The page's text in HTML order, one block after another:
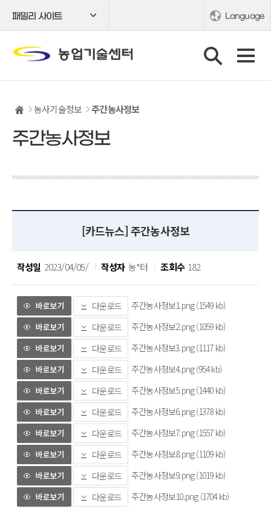
패밀리 사이트 Language
농사기술정보 주간농사정보
주간농사정보
[카드뉴스] 주간농사정보
작성일 2023/04/05/ 작성자 농*터 조회수 182
다운로드
주간농사정보1.png (1549 kb)
다운로드
주간농사정보2.png (1059 kb)
다운로드
주간농사정보3.png (1117 kb)
다운로드
주간농사정보4.png (954 kb)
다운로드
주간농사정보5.png (1440 kb)
다운로드
주간농사정보6.png (1378 kb)
다운로드
주간농사정보7.png (1557 kb)
다운로드
주간농사정보8.png (1109 kb)
다운로드
주간농사정보9.png (1019 kb)
다운로드
주간농사정보10.png (1704 kb)